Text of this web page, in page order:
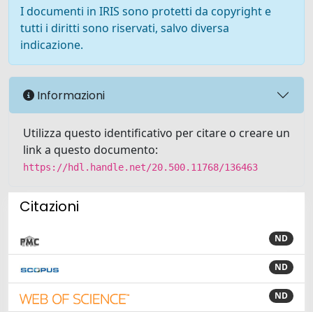
I documenti in IRIS sono protetti da copyright e
tutti i diritti sono riservati, salvo diversa
indicazione.
Informazioni
Utilizza questo identificativo per citare o creare un
link a questo documento:
https://hdl.handle.net/20.500.11768/136463
Citazioni
ND
ND
ND